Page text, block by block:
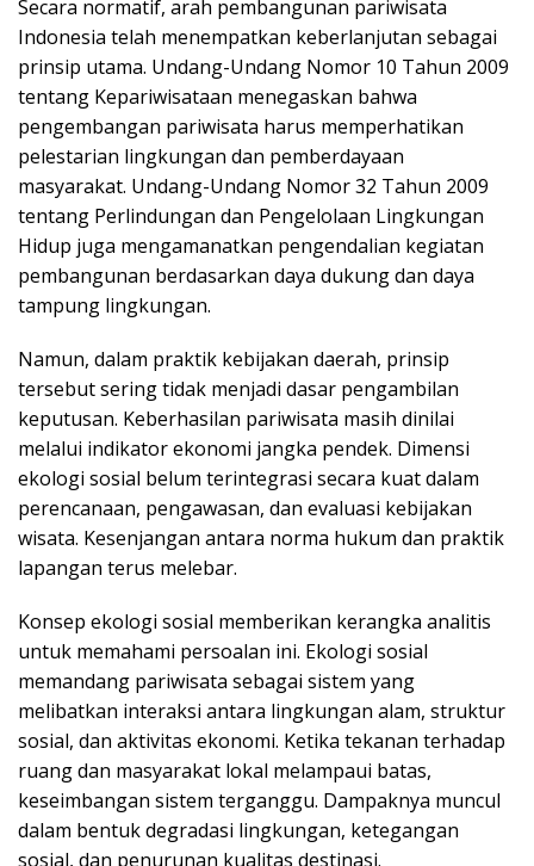
Secara normatif, arah pembangunan pariwisata
Indonesia telah menempatkan keberlanjutan sebagai
prinsip utama. Undang-Undang Nomor 10 Tahun 2009
tentang Kepariwisataan menegaskan bahwa
pengembangan pariwisata harus memperhatikan
pelestarian lingkungan dan pemberdayaan
masyarakat. Undang-Undang Nomor 32 Tahun 2009
tentang Perlindungan dan Pengelolaan Lingkungan
Hidup juga mengamanatkan pengendalian kegiatan
pembangunan berdasarkan daya dukung dan daya
tampung lingkungan.
Namun, dalam praktik kebijakan daerah, prinsip
tersebut sering tidak menjadi dasar pengambilan
keputusan. Keberhasilan pariwisata masih dinilai
melalui indikator ekonomi jangka pendek. Dimensi
ekologi sosial belum terintegrasi secara kuat dalam
perencanaan, pengawasan, dan evaluasi kebijakan
wisata. Kesenjangan antara norma hukum dan praktik
lapangan terus melebar.
Konsep ekologi sosial memberikan kerangka analitis
untuk memahami persoalan ini. Ekologi sosial
memandang pariwisata sebagai sistem yang
melibatkan interaksi antara lingkungan alam, struktur
sosial, dan aktivitas ekonomi. Ketika tekanan terhadap
ruang dan masyarakat lokal melampaui batas,
keseimbangan sistem terganggu. Dampaknya muncul
dalam bentuk degradasi lingkungan, ketegangan
sosial, dan penurunan kualitas destinasi.